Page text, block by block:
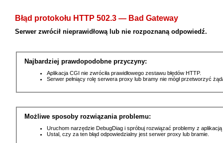
Błąd protokołu HTTP 502.3 — Bad Gateway
Serwer zwrócił nieprawidłową lub nie rozpoznaną odpowiedź.
Najbardziej prawdopodobne przyczyny:
Aplikacja CGI nie zwróciła prawidłowego zestawu błędów HTTP.
Serwer pełniący rolę serwera proxy lub bramy nie mógł przetworzyć
Możliwe sposoby rozwiązania problemu:
Uruchom narzędzie DebugDiag i spróbuj rozwiązać problemy z
Ustal, czy za ten błąd odpowiedzialny jest serwer proxy lub bramie.